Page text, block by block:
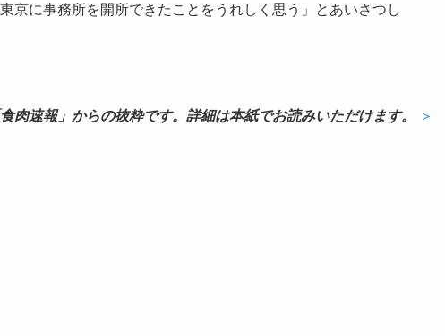
京に事務所を開所できたことをうれしく思う」とあいさつし
速報」からの抜粋です。詳細は本紙でお読みいただけます。
＞